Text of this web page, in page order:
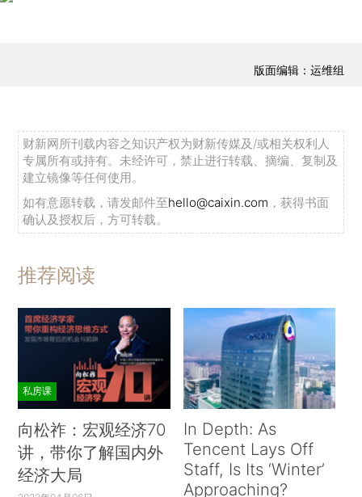
版面编辑：运维组
财新网所刊载内容之知识产权为财新传媒及/或相关权利人
专属所有或持有。未经许可，禁止进行转载、摘编、复制及
建立镜像等任何使用。
如有意愿转载，请发邮件至hello@caixin.com ，获得书面
确认及授权后，方可转载。
推荐阅读
私房课
向松祚：宏观经济70
讲，带你了解国内外
经济大局
In Depth: As
Tencent Lays Off
Staff, Is Its ‘Winter’
Approaching?